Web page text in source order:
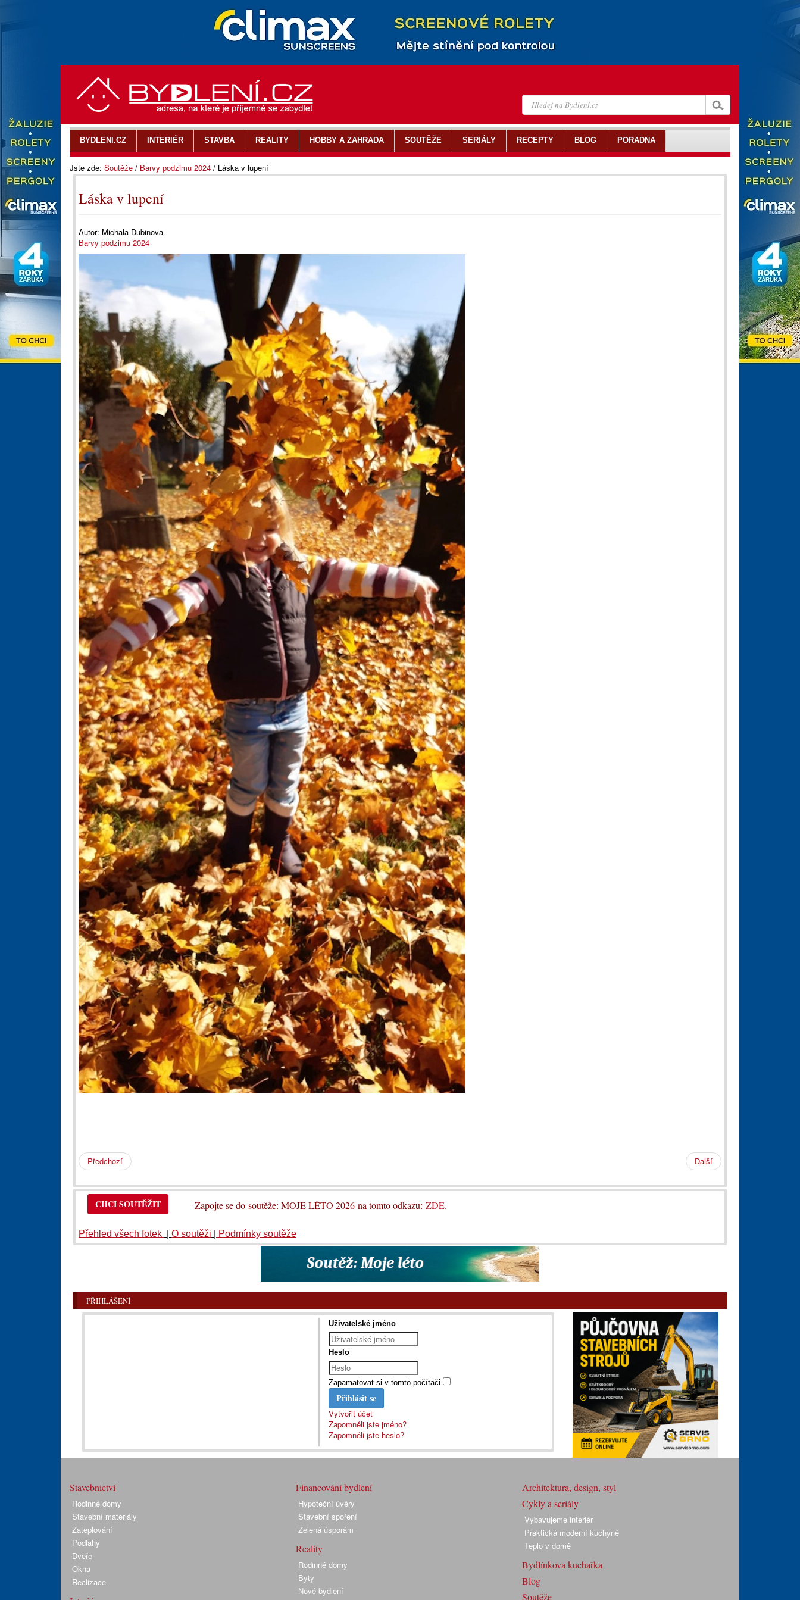
Jste zde: Soutěže / Barvy podzimu 2024 / Láska v lupení
Láska v lupení
Autor: Michala Dubinova
Barvy podzimu 2024
Předchozí Další
CHCI SOUTĚŽIT Zapojte se do soutěže: MOJE LÉTO 2026 na tomto odkazu: ZDE.
Přehled všech fotek O soutěži Podmínky soutěže
PŘIHLÁŠENÍ
Uživatelské jméno
Heslo
Zapamatovat si v tomto počítači
Přihlásit se
Vytvořit účet
Zapomněli jste jméno?
Zapomněli jste heslo?
BYDLENI.CZ INTERIÉR STAVBA REALITY HOBBY A ZAHRADA SOUTĚŽE SERIÁLY RECEPTY BLOG PORADNA
Stavebnictví
Rodinné domy
Stavební materiály
Zateplování
Podlahy
Dveře
Okna
Realizace
Financování bydlení
Hypoteční úvěry
Stavební spoření
Zelená úsporám
Reality
Rodinné domy
Byty
Nové bydlení
Architektura, design, styl
Cykly a seriály
Vybavujeme interiér
Praktická moderní kuchyně
Teplo v domě
Bydlínkova kuchařka
Blog
Soutěže